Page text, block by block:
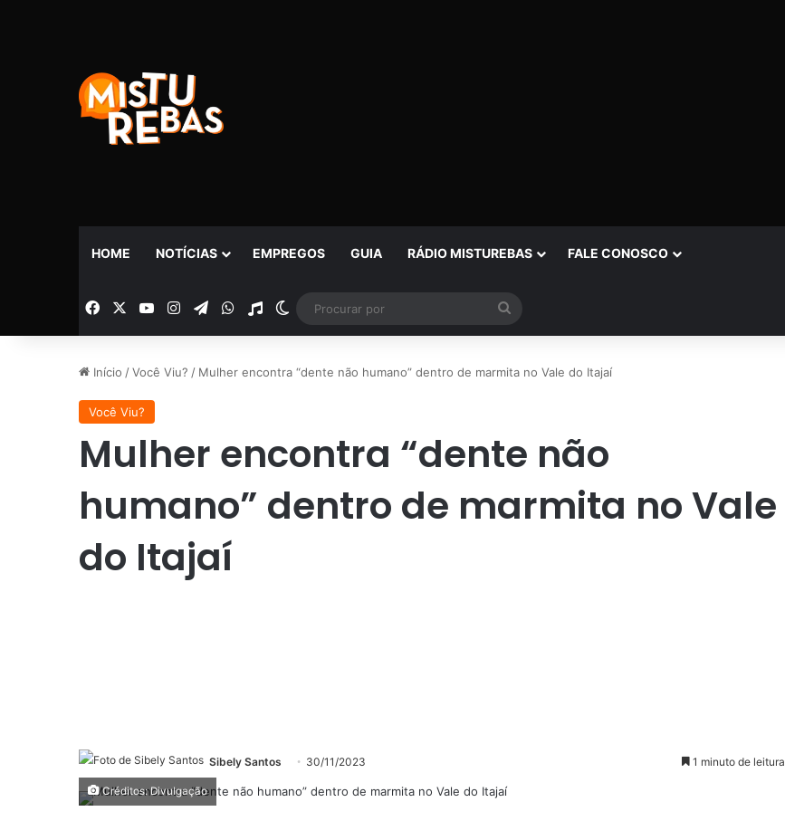
HOME NOTÍCIAS EMPREGOS GUIA RÁDIO MISTUREBAS FALE CONOSCO
Facebook YouTubeInstagramTelegramWhatsApp
Rádio Switch skin
por
Início /Você Viu? / Mulher encontra “dente não humano” dentro de marmita no Vale do Itajaí
Você Viu?
Mulher encontra “dente não
humano” dentro de marmita no Vale
do Itajaí
Sibely Santos 30/11/2023 1 minuto de leitura
Créditos: Divulgação